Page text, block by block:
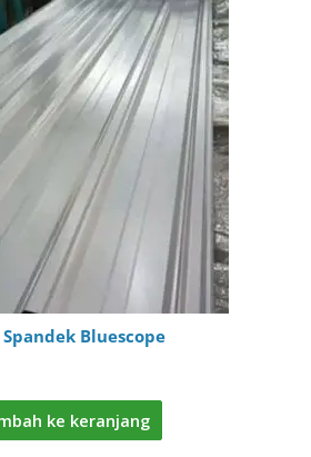
Bluescope
ke keranjang